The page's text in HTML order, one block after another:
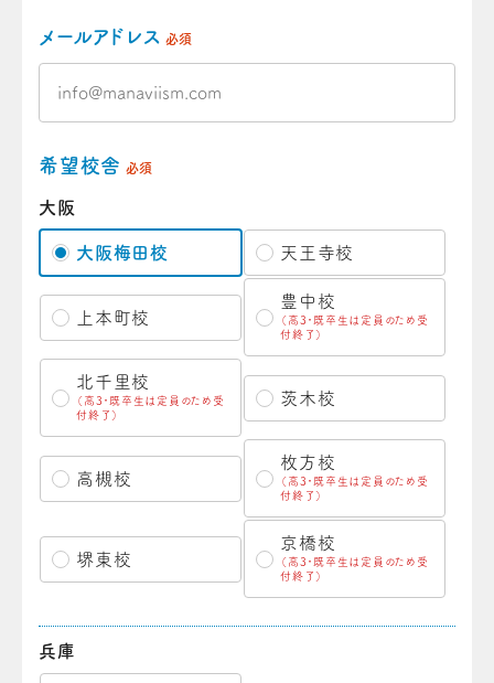
メールアドレス 必須
希望校舎 必須
大阪
大阪梅田校 天王寺校
上本町校
豊中校
（高3・既卒生は定員のため受
付終了）
北千里校
（高3・既卒生は定員のため受
付終了）
茨木校
高槻校
枚方校
（高3・既卒生は定員のため受
付終了）
堺東校
京橋校
（高3・既卒生は定員のため受
付終了）
兵庫